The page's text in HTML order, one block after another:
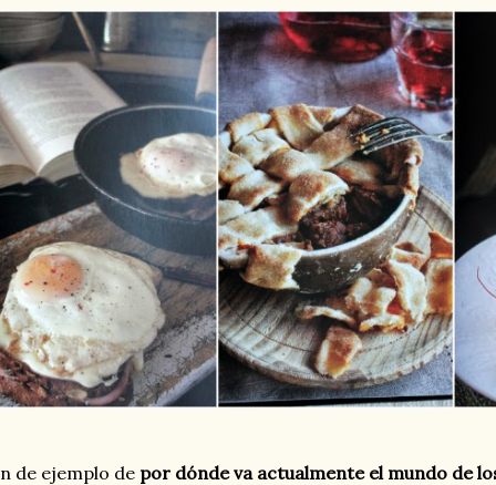
de ejemplo de por dónde va actualmente el mundo de